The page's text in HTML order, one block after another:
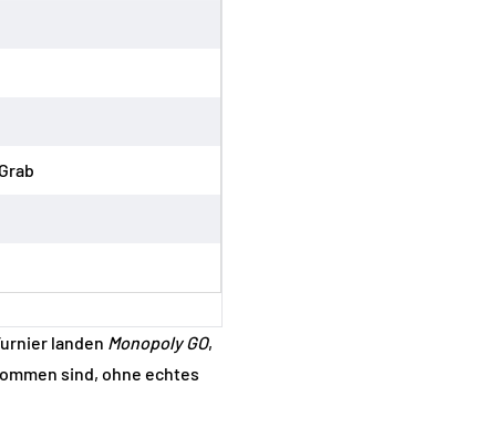
landen Monopoly GO,
sind, ohne echtes